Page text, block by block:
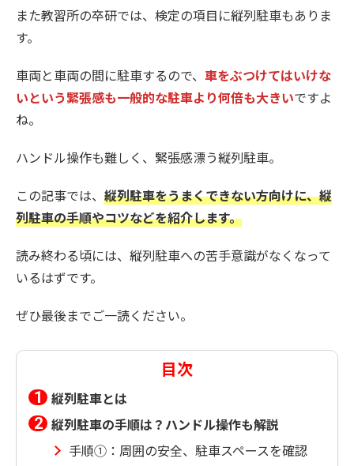
また教習所の卒研では、検定の項目に縦列駐車もありま
す。
車両と車両の間に駐車するので、 車をぶつけてはいけな
いという緊張感も一般的な駐車より何倍も大きいですよ
ね。
ハンドル操作も難しく、緊張感漂う縦列駐車。
この記事では、 縦列駐車をうまくできない方向けに、縦
列駐車の手順やコツなどを紹介します。
読み終わる頃には、縦列駐車への苦手意識がなくなって
いるはずです。
ぜひ最後までご一読ください。
目次
縦列駐車とは
縦列駐車の手順は？ハンドル操作も解説
手順①：周囲の安全、駐車スペースを確認